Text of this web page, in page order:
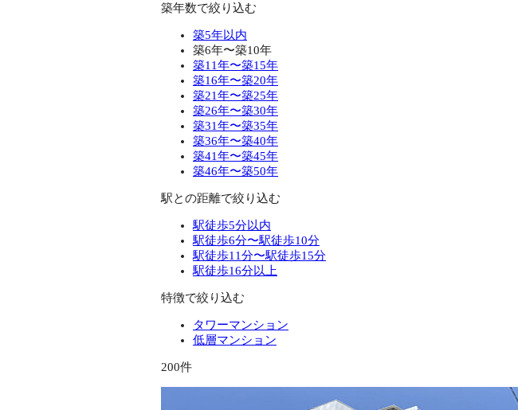
築年数で絞り込む
築5年以内
築6年〜築10年
築11年〜築15年
築16年〜築20年
築21年〜築25年
築26年〜築30年
築31年〜築35年
築36年〜築40年
築41年〜築45年
築46年〜築50年
駅との距離で絞り込む
駅徒歩5分以内
駅徒歩6分〜駅徒歩10分
駅徒歩11分〜駅徒歩15分
駅徒歩16分以上
特徴で絞り込む
タワーマンション
低層マンション
200件